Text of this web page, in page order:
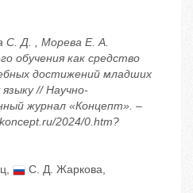
С. Д. , Морева Е. А.
обучения как средство
достижений младших
// Научно-
журнал «Концепт». –
2024/0.htm?
, С. Д. Жаркова,